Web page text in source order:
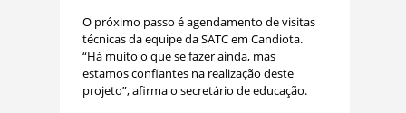
O próximo passo é agendamento de visitas
técnicas da equipe da SATC em Candiota.
“Há muito o que se fazer ainda, mas
estamos confiantes na realização deste
projeto”, afirma o secretário de educação.